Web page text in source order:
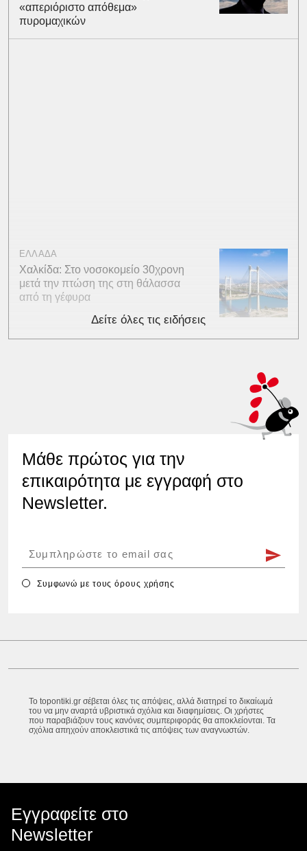
«απεριόριστο απόθεμα»
πυρομαχικών
ΕΛΛΑΔΑ
Χαλκίδα: Στο νοσοκομείο 30χρονη
μετά την πτώση της στη θάλασσα
από τη γέφυρα
Δείτε όλες τις ειδήσεις
Μάθε πρώτος για την
επικαιρότητα με εγγραφή στο
Newsletter.
Συμφωνώ με τουςόρους χρήσης
Το topontiki.gr σέβεται όλες τις απόψεις, αλλά διατηρεί το δικαίωμά
του να μην αναρτά υβριστικά σχόλια και διαφημίσεις. Οι χρήστες
που παραβιάζουν τους κανόνες συμπεριφοράς θα αποκλείονται. Τα
σχόλια απηχούν αποκλειστικά τις απόψεις των αναγνωστών.
Εγγραφείτε στο
Newsletter